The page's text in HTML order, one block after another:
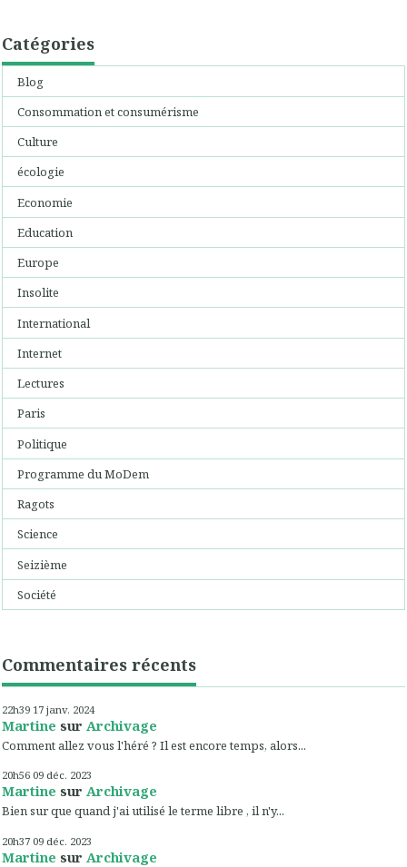
Catégories
Blog
Consommation et consumérisme
Culture
écologie
Economie
Education
Europe
Insolite
International
Internet
Lectures
Paris
Politique
Programme du MoDem
Ragots
Science
Seizième
Société
Commentaires récents
22h39 17 janv. 2024
Martine sur Archivage
Comment allez vous l'héré ? Il est encore temps, alors...
20h56 09 déc. 2023
Martine sur Archivage
Bien sur que quand j'ai utilisé le terme libre , il n'y...
20h37 09 déc. 2023
Martine sur Archivage